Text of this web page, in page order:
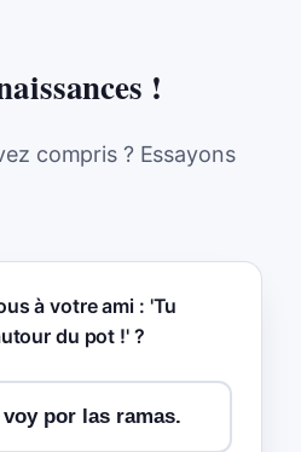
!
compris ? Essayons
à votre ami : 'Tu
du pot !' ?
por las ramas.